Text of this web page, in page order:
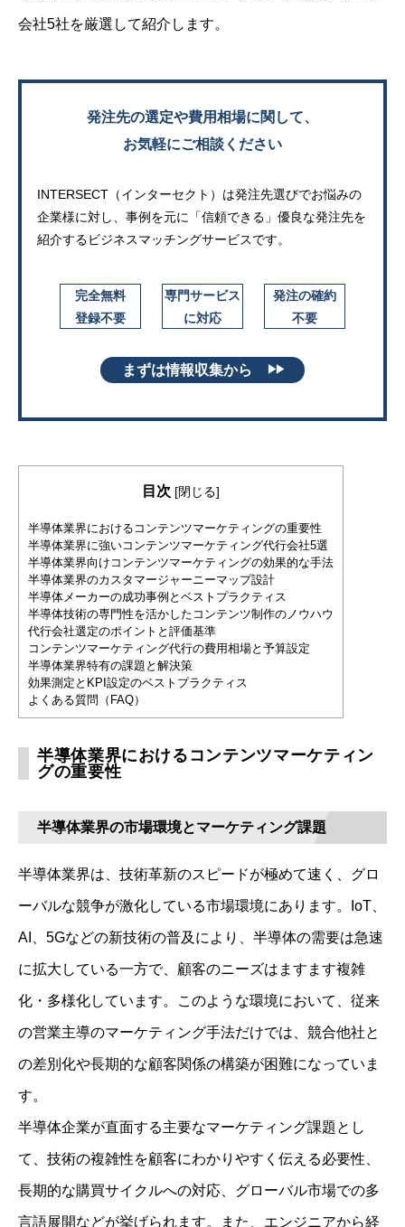
会社5社を厳選して紹介します。
発注先の選定や費用相場に関して、
お気軽にご相談ください
INTERSECT（インターセクト）は発注先選びでお悩みの
企業様に対し、 事例を元に「信頼できる」優良な発注先を
紹介するビジネスマッチングサービスです。
完全無料
登録不要
専門サービス
に対応
発注の確約
不要
まずは情報収集から ▶▶
目次 [閉じる]
半導体業界におけるコンテンツマーケティングの重要性
半導体業界に強いコンテンツマーケティング代行会社5選
半導体業界向けコンテンツマーケティングの効果的な手法
半導体業界のカスタマージャーニーマップ設計
半導体メーカーの成功事例とベストプラクティス
半導体技術の専門性を活かしたコンテンツ制作のノウハウ
代行会社選定のポイントと評価基準
コンテンツマーケティング代行の費用相場と予算設定
半導体業界特有の課題と解決策
効果測定とKPI設定のベストプラクティス
よくある質問（FAQ）
半導体業界におけるコンテンツマーケティン
グの重要性
半導体業界の市場環境とマーケティング課題
半導体業界は、技術革新のスピードが極めて速く、グロ
ーバルな競争が激化している市場環境にあります。IoT、
AI、5Gなどの新技術の普及により、半導体の需要は急速
に拡大している一方で、顧客のニーズはますます複雑
化・多様化しています。このような環境において、従来
の営業主導のマーケティング手法だけでは、競合他社と
の差別化や長期的な顧客関係の構築が困難になっていま
す。
半導体企業が直面する主要なマーケティング課題とし
て、技術の複雑性を顧客にわかりやすく伝える必要性、
長期的な購買サイクルへの対応、グローバル市場での多
言語展開などが挙げられます。また、エンジニアから経